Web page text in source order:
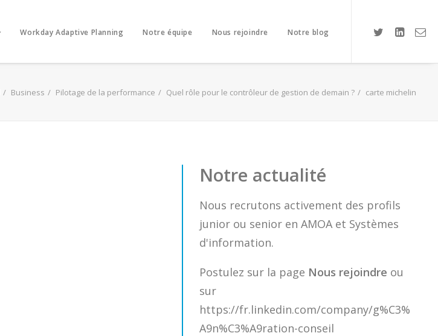
Workday Adaptive Planning Notre équipe Nous rejoindre Notre blog
Business Pilotage de la performance Quel rôle pour le contrôleur de gestion de demain ? carte michelin
Notre actualité
Nous recrutons activement des profils
junior ou senior en AMOA et Systèmes
d'information.
Postulez sur la page Nous rejoindre ou
sur
https://fr.linkedin.com/company/g%C3%
A9n%C3%A9ration-conseil